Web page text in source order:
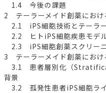
1.4 今後の課題
2 テーラーメイド創薬におけ
2.1 iPS細胞技術とテーラ
2.2 ヒトiPS細胞疾患モデ
2.3 iPS細胞創薬スクリー
3 テーラーメイド創薬におけ
3.1 患者層別化（
背景
3.2 孤発性患者iPS細胞ラ